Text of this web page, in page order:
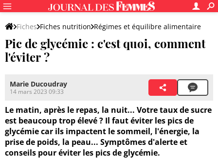
Fiches Fiches nutrition Régimes et équilibre alimentaire
Pic de glycémie : c'est quoi, comment
l'éviter ?
Marie Ducoudray
14 mars 2023 09:33
Le matin, après le repas, la nuit... Votre taux de sucre
est beaucoup trop élevé ? Il faut éviter les pics de
glycémie car ils impactent le sommeil, l'énergie, la
prise de poids, la peau... Symptômes d'alerte et
conseils pour éviter les pics de glycémie.